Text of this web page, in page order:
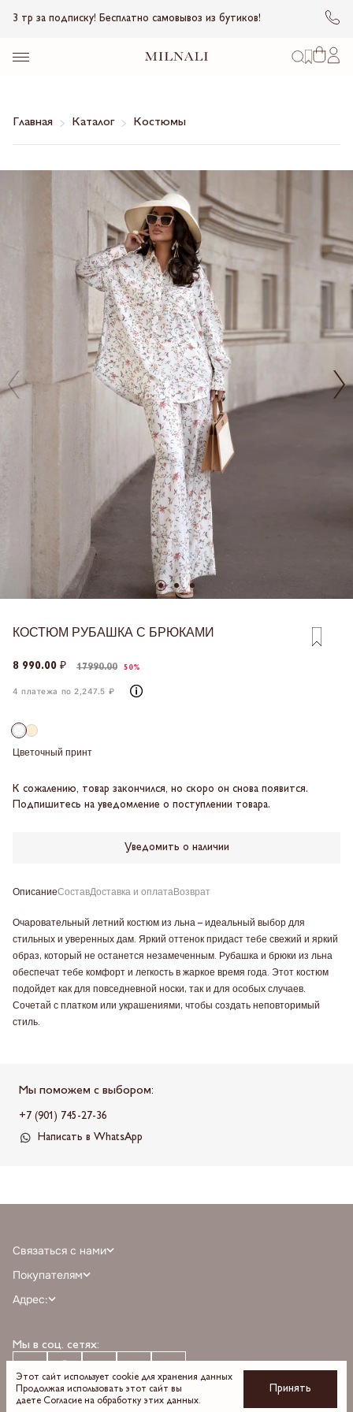
3 тр за подписку! Бесплатно самовывоз из бутиков!
Главная Каталог Костюмы
КОСТЮМ РУБАШКА С БРЮКАМИ
8 990.00 ₽ 17990.00 50%
4 платежа по 2,247.5 ₽
Цветочный принт
К сожалению, товар закончился, но скоро он снова появится.
Подпишитесь на уведомление о поступлении товара.
Уведомить о наличии
ОписаниеСоставДоставка и оплатаВозврат
Очаровательный летний костюм из льна – идеальный выбор для
стильных и уверенных дам. Яркий оттенок придаст тебе свежий и яркий
образ, который не останется незамеченным. Рубашка и брюки из льна
обеспечат тебе комфорт и легкость в жаркое время года. Этот костюм
подойдет как для повседневной носки, так и для особых случаев.
Сочетай с платком или украшениями, чтобы создать неповторимый
стиль.
Мы поможем с выбором:
+7 (901) 745-27-36
Написать в WhatsApp
Мы в соц. сетях:
Связаться с нами
+7 (968) 388-77-75
Написать в MAX
Покупателям
Личный кабинет
О бренде
Оплата
Доставка
Возврат и обмен
Адрес:
Время работы: пн-вс 10:00 — 22:00
Этот сайт использует cookie для хранения данных
Продолжая использовать этот сайт вы
даете Согласие на обработку этих данных.
Принять